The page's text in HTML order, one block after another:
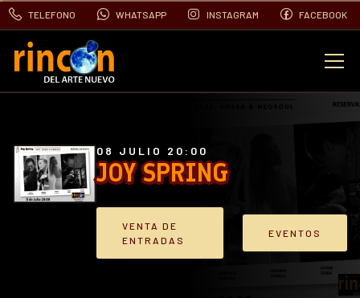
TELEFONO WHATSAPP INSTAGRAM FACEBOOK
JOY SPRING
08 JULIO 20:00
VENTA DE
ENTRADAS
EVENTOS
EVENTOS
CONTACTO